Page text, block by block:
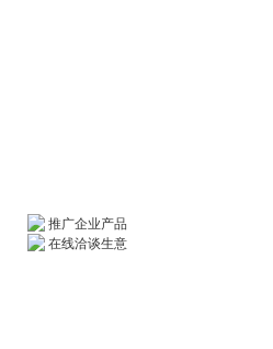
推广企业产品
在线洽谈生意